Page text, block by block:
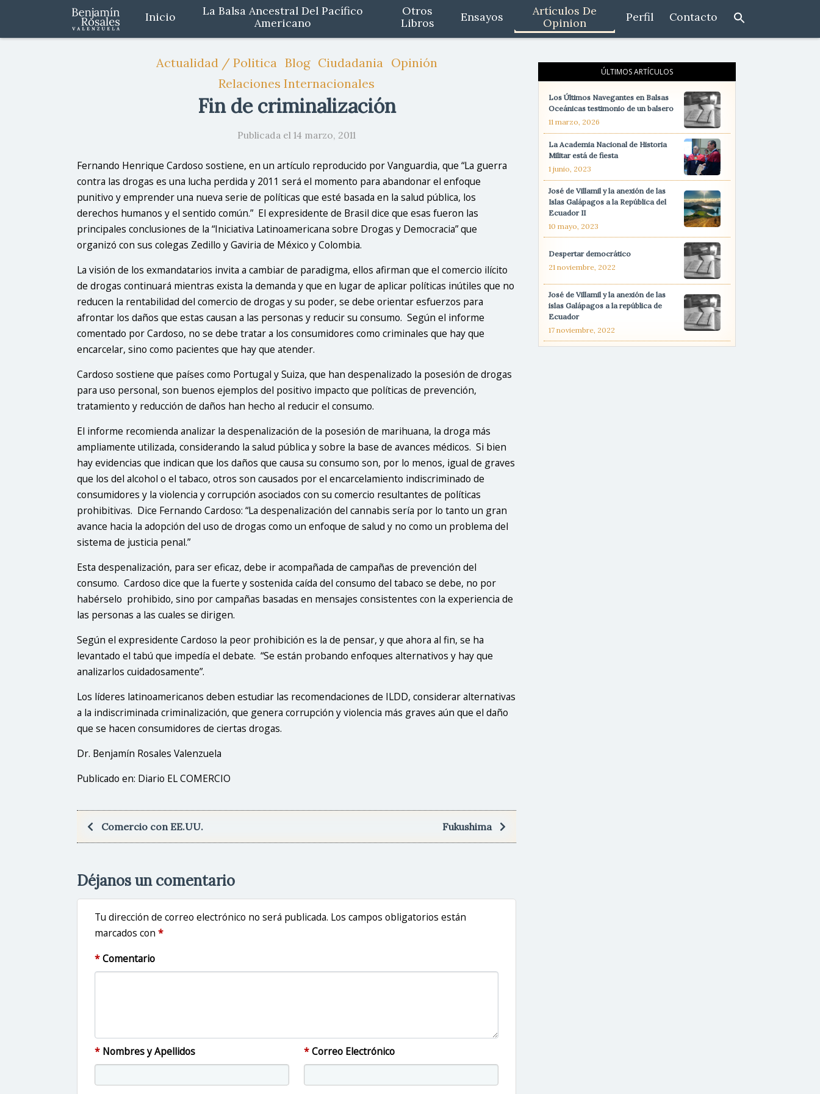
Inicio
La Balsa Ancestral Del Pacífico
Americano
Otros
Libros
Ensayos
Artículos De
Opinion
Perfil Contacto
Actualidad / Politica Blog Ciudadania Opinión
Relaciones Internacionales
Fin de criminalización
Publicada el 14 marzo, 2011
Fernando Henrique Cardoso sostiene, en un artículo reproducido por Vanguardia, que “La guerra
contra las drogas es una lucha perdida y 2011 será el momento para abandonar el enfoque
punitivo y emprender una nueva serie de políticas que esté basada en la salud pública, los
derechos humanos y el sentido común.” El expresidente de Brasil dice que esas fueron las
principales conclusiones de la “Iniciativa Latinoamericana sobre Drogas y Democracia” que
organizó con sus colegas Zedillo y Gaviria de México y Colombia.
La visión de los exmandatarios invita a cambiar de paradigma, ellos afirman que el comercio ilícito
de drogas continuará mientras exista la demanda y que en lugar de aplicar políticas inútiles que no
reducen la rentabilidad del comercio de drogas y su poder, se debe orientar esfuerzos para
afrontar los daños que estas causan a las personas y reducir su consumo. Según el informe
comentado por Cardoso, no se debe tratar a los consumidores como criminales que hay que
encarcelar, sino como pacientes que hay que atender.
Cardoso sostiene que países como Portugal y Suiza, que han despenalizado la posesión de drogas
para uso personal, son buenos ejemplos del positivo impacto que políticas de prevención,
tratamiento y reducción de daños han hecho al reducir el consumo.
El informe recomienda analizar la despenalización de la posesión de marihuana, la droga más
ampliamente utilizada, considerando la salud pública y sobre la base de avances médicos. Si bien
hay evidencias que indican que los daños que causa su consumo son, por lo menos, igual de graves
que los del alcohol o el tabaco, otros son causados por el encarcelamiento indiscriminado de
consumidores y la violencia y corrupción asociados con su comercio resultantes de políticas
prohibitivas. Dice Fernando Cardoso: “La despenalización del cannabis sería por lo tanto un gran
avance hacia la adopción del uso de drogas como un enfoque de salud y no como un problema del
sistema de justicia penal.”
Esta despenalización, para ser eficaz, debe ir acompañada de campañas de prevención del
consumo. Cardoso dice que la fuerte y sostenida caída del consumo del tabaco se debe, no por
habérselo prohibido, sino por campañas basadas en mensajes consistentes con la experiencia de
las personas a las cuales se dirigen.
Según el expresidente Cardoso la peor prohibición es la de pensar, y que ahora al fin, se ha
levantado el tabú que impedía el debate. “Se están probando enfoques alternativos y hay que
analizarlos cuidadosamente”.
Los líderes latinoamericanos deben estudiar las recomendaciones de ILDD, considerar alternativas
a la indiscriminada criminalización, que genera corrupción y violencia más graves aún que el daño
que se hacen consumidores de ciertas drogas.
Dr. Benjamín Rosales Valenzuela
Publicado en: Diario EL COMERCIO
Comercio con EE.UU. Fukushima
Déjanos un comentario
Tu dirección de correo electrónico no será publicada. Los campos obligatorios están
marcados con *
*Comentario
* Nombres y Apellidos *Correo Electrónico
ÚLTIMOS ARTÍCULOS
Los Últimos Navegantes en Balsas
Oceánicas testimonio de un balsero
11 marzo, 2026
La Academia Nacional de Historia
Militar está de fiesta
1 junio, 2023
José de Villamil y la anexión de las
Islas Galápagos a la República del
Ecuador II
10 mayo, 2023
Despertar democrático
21 noviembre, 2022
José de Villamil y la anexión de las
islas Galápagos a la república de
Ecuador
17 noviembre, 2022